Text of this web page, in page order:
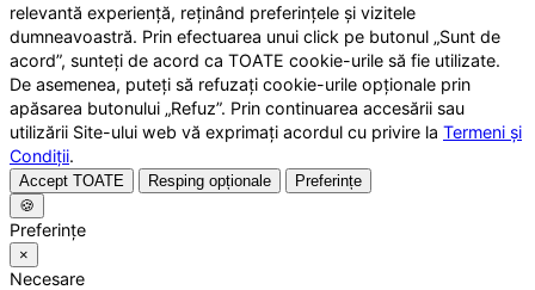
relevantă experiență, reținând preferințele și vizitele
dumneavoastră. Prin efectuarea unui click pe butonul „Sunt de
acord”, sunteți de acord ca TOATE cookie-urile să fie utilizate.
De asemenea, puteți să refuzați cookie-urile opționale prin
apăsarea butonului „Refuz”. Prin continuarea accesării sau
utilizării Site-ului web vă exprimați acordul cu privire la Termeni și
Condiții.
Accept TOATE Resping opționale
Preferințe
🍪
Preferințe
×
Necesare